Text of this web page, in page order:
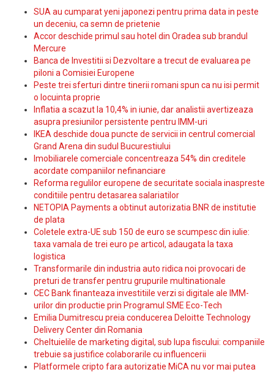
SUA au cumparat yeni japonezi pentru prima data in peste
un deceniu, ca semn de prietenie
Accor deschide primul sau hotel din Oradea sub brandul
Mercure
Banca de Investitii si Dezvoltare a trecut de evaluarea pe
piloni a Comisiei Europene
Peste trei sferturi dintre tinerii romani spun ca nu isi permit
o locuinta proprie
Inflatia a scazut la 10,4% in iunie, dar analistii avertizeaza
asupra presiunilor persistente pentru IMM-uri
IKEA deschide doua puncte de servicii in centrul comercial
Grand Arena din sudul Bucurestiului
Imobiliarele comerciale concentreaza 54% din creditele
acordate companiilor nefinanciare
Reforma regulilor europene de securitate sociala inaspreste
conditiile pentru detasarea salariatilor
NETOPIA Payments a obtinut autorizatia BNR de institutie
de plata
Coletele extra-UE sub 150 de euro se scumpesc din iulie:
taxa vamala de trei euro pe articol, adaugata la taxa
logistica
Transformarile din industria auto ridica noi provocari de
preturi de transfer pentru grupurile multinationale
CEC Bank finanteaza investitiile verzi si digitale ale IMM-
urilor din productie prin Programul SME Eco-Tech
Emilia Dumitrescu preia conducerea Deloitte Technology
Delivery Center din Romania
Cheltuielile de marketing digital, sub lupa fiscului: companiile
trebuie sa justifice colaborarile cu influencerii
Platformele cripto fara autorizatie MiCA nu vor mai putea